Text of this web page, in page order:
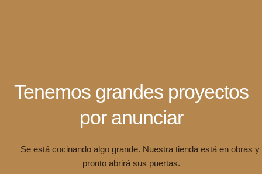
Tenemos grandes proyectos
por anunciar
Se está cocinando algo grande. Nuestra tienda está en obras y
pronto abrirá sus puertas.